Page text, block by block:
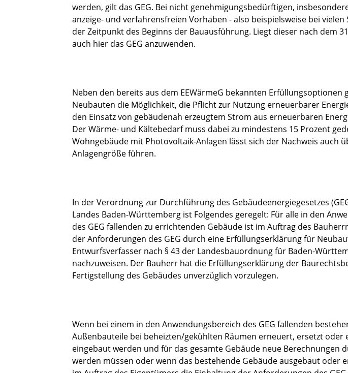
werden, gilt das GEG. Bei nicht genehmigungsbedürftigen,
anzeige- und verfahrensfreien Vorhaben - also beispielsweise bei vielen
der Zeitpunkt des Beginns der Bauausführung. Liegt dieser nach dem
auch hier das GEG anzuwenden.
Neben den bereits aus dem EEWärmeG bekannten Erfüllungsoptionen
Neubauten die Möglichkeit, die Pflicht zur Nutzung erneuerbarer
den Einsatz von gebäudenah erzeugtem Strom aus erneuerbaren
Der Wärme- und Kältebedarf muss dabei zu mindestens 15 Prozent
Wohngebäude mit Photovoltaik-Anlagen lässt sich der Nachweis auch
Anlagengröße führen.
In der Verordnung zur Durchführung des Gebäudeenergiegesetzes
Landes Baden-Württemberg ist Folgendes geregelt: Für alle in den
des GEG fallenden zu errichtenden Gebäude ist im Auftrag des
der Anforderungen des GEG durch eine Erfüllungserklärung für
Entwurfsverfasser nach § 43 der Landesbauordnung für Baden-
nachzuweisen. Der Bauherr hat die Erfüllungserklärung der
Fertigstellung des Gebäudes unverzüglich vorzulegen.
Wenn bei einem in den Anwendungsbereich des GEG fallenden
Außenbauteile bei beheizten/gekühlten Räumen erneuert, ersetzt oder
eingebaut werden und für das gesamte Gebäude neue Berechnungen
werden müssen oder wenn das bestehende Gebäude ausgebaut oder